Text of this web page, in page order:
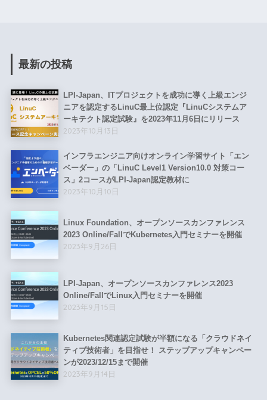
最新の投稿
LPI-Japan、ITプロジェクトを成功に導く上級エンジ
ニアを認定するLinuC最上位認定『LinuCシステムア
ーキテクト認定試験』を2023年11月6日にリリース
2023年10月13日
インフラエンジニア向けオンライン学習サイト「エン
ベーダー」の「LinuC Level1 Version10.0 対策コー
ス」2コースがLPI-Japan認定教材に
2023年10月10日
Linux Foundation、オープンソースカンファレンス
2023 Online/FallでKubernetes入門セミナーを開催
2023年9月26日
LPI-Japan、オープンソースカンファレンス2023
Online/FallでLinux入門セミナーを開催
2023年9月15日
Kubernetes関連認定試験が半額になる「クラウドネイ
ティブ技術者」を目指せ！ ステップアップキャンペー
ンが2023/12/15まで開催
2023年9月14日